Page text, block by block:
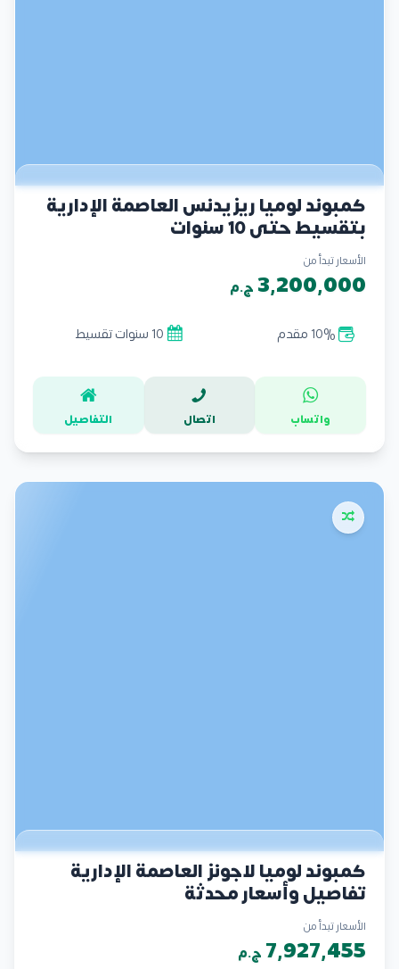
كمبوند لوميا ريزيدنس العاصمة الإدارية
بتقسيط حتي 10 سنوات
الأسعار تبدأ من
3,200,000 ج.م
10% مقدم 10 سنوات تقسيط
واتساب اتصال التفاصيل
كمبوند لوميا لاجونز العاصمة الإدارية
تفاصيل وأسعار محدثة
الأسعار تبدأ من
7,927,455 ج.م